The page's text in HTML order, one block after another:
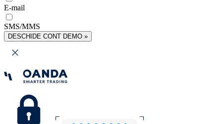
E-mail
SMS/MMS
DESCHIDE CONT DEMO »